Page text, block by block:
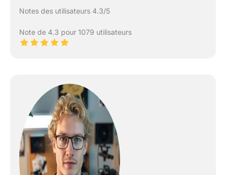
Notes des utilisateurs 4.3/5
Note de 4.3 pour 1079 utilisateurs